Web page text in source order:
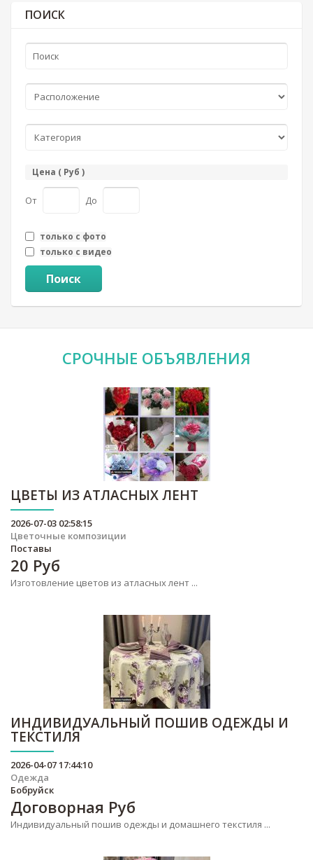
ПОИСК
Цена ( Руб )
От До
только с фото
только с видео
Поиск
СРОЧНЫЕ ОБЪЯВЛЕНИЯ
ЦВЕТЫ ИЗ АТЛАСНЫХ ЛЕНТ
2026-07-03 02:58:15
Цветочные композиции
Поставы
20 Руб
Изготовление цветов из атласных лент ...
ИНДИВИДУАЛЬНЫЙ ПОШИВ ОДЕЖДЫ И
ТЕКСТИЛЯ
2026-04-07 17:44:10
Одежда
Бобруйск
Договорная Руб
Индивидуальный пошив одежды и домашнего текстиля ...